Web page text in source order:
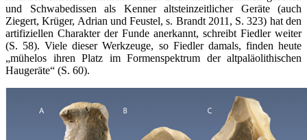
und Schwabedissen als Kenner altsteinzeitlicher Geräte (auch
Ziegert, Krüger, Adrian und Feustel, s. Brandt 2011, S. 323) hat den
artifiziellen Charakter der Funde anerkannt, schreibt Fiedler weiter
(S. 58). Viele dieser Werkzeuge, so Fiedler damals, finden heute
„mühelos ihren Platz im Formenspektrum der altpaläolithischen
Haugeräte“ (S. 60).